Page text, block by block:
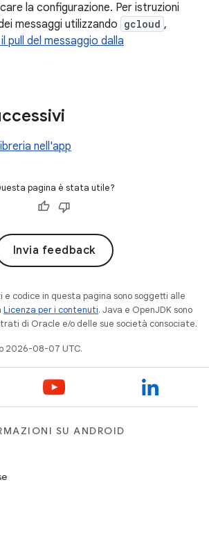
la configurazione. Per istruzioni
messaggi utilizzando gcloud ,
pull del messaggio dalla
nell'app
pagina è stata utile?
Invia feedback
e codice in questa pagina sono soggetti alle
Licenza per i contenuti. Java e OpenJDK sono
di Oracle e/o delle sue società consociate.
2026-08-07 UTC.
SU ANDROID